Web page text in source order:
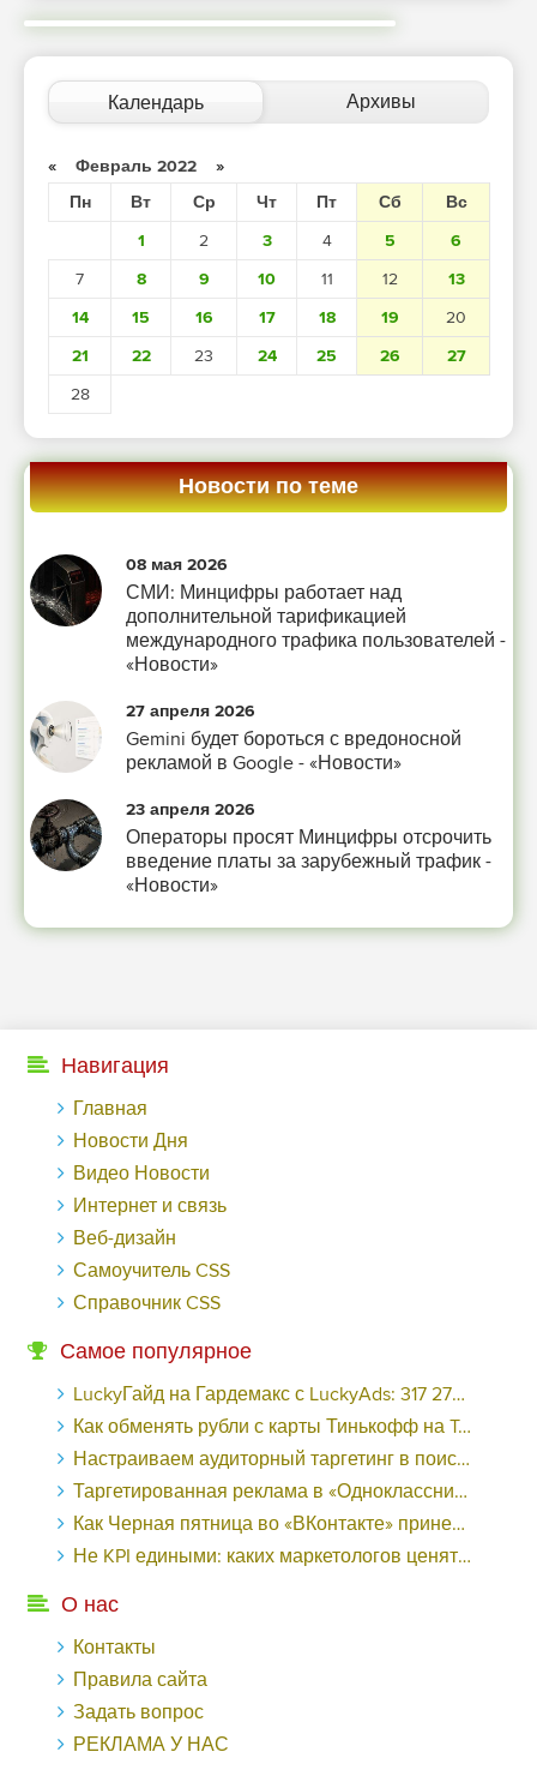
Календарь Архивы
« Февраль 2022 »
Пн
Вт Ср Чт Пт Сб
Вс
1
2 3 4 5
6
7
8 9 10 11 12
13
14
15 16 17 18 19
20
21
22 23 24 25 26
27
28
Новости по теме
08 мая 2026
СМИ: Минцифры работает над
дополнительной тарификацией
международного трафика пользователей -
«Новости»
27 апреля 2026
Gemini будет бороться с вредоносной
рекламой в Google - «Новости»
23 апреля 2026
Операторы просят Минцифры отсрочить
введение платы за зарубежный трафик -
«Новости»
Навигация
Главная
Новости Дня
Видео Новости
Интернет и связь
Веб-дизайн
Самоучитель CSS
Справочник CSS
Самое популярное
LuckyГайд на Гардемакс с LuckyAds: 317 279 рублей за 10 дней - «Надо знать»
Как обменять рубли с карты Тинькофф на Tether ERC20 (USDT)?
Настраиваем аудиторный таргетинг в поисковой кампании Google Ads - «Заработок»
Таргетированная реклама в «Одноклассниках»: как ее настроить и нужно ли - «Заработок»
Как Черная пятница во «ВКонтакте» принесла магазину подарков 221 продажу по цене 38 рублей - «Заработок»
Не KPI едиными: каких маркетологов ценят - «Заработок»
О нас
Контакты
Правила сайта
Задать вопрос
РЕКЛАМА У НАС